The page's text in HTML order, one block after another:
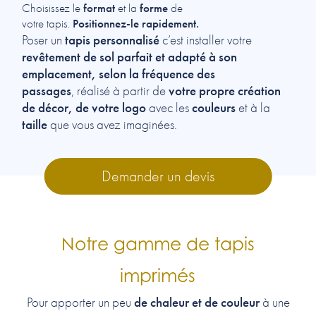
Choisissez leformat et laforme de
votre tapis. Positionnez-le rapidement.
Poser untapis personnalisé c’est installer votre
revêtement de sol parfait et adapté à son
emplacement, selon la fréquence des
passages, réalisé à partir devotre propre création
de décor, de votre logo avec lescouleurs et à la
taille que vous avez imaginées.
Notre gamme de tapis
imprimés
Pour apporter un peu de chaleur et de couleurà une
Demander un devis